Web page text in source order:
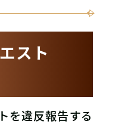
スト
を違反報告する